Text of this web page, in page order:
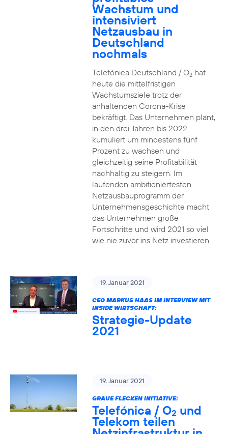
Wachstum und
intensiviert
Netzausbau in
Deutschland
nochmals
Telefónica Deutschland / O2hat
heute die mittelfristigen
Wachstumsziele trotz der
anhaltenden Corona-Krise
bekräftigt. Das Unternehmen plant,
in den drei Jahren bis 2022
kumuliert um mindestens fünf
Prozent zu wachsen und
gleichzeitig seine Profitabilität
nachhaltig zu steigern. Im
laufenden ambitioniertesten
Netzausbauprogramm der
Unternehmensgeschichte macht
das Unternehmen große
Fortschritte und wird 2021 so viel
wie nie zuvor ins Netz investieren.
19. Januar 2021
CEO MARKUS HAAS IM INTERVIEW MIT
INSIDE WIRTSCHAFT:
Strategie-Update
2021
19. Januar 2021
GRAUE FLECKEN INITIATIVE:
Telefónica / O2 und
Telekom teilen